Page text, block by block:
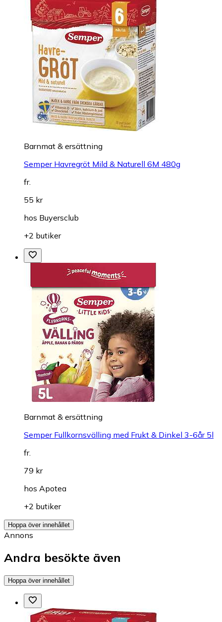
Barnmat & ersättning
Semper Havregröt Mild & Naturell 6M 480g
fr.
55 kr
hos Buyersclub
+2 butiker
Barnmat & ersättning
Semper Fullkornsvälling med Frukt & Dinkel 3-6år 5l
fr.
79 kr
hos Apotea
+2 butiker
Hoppa över innehållet
Annons
Andra besökte även
Hoppa över innehållet